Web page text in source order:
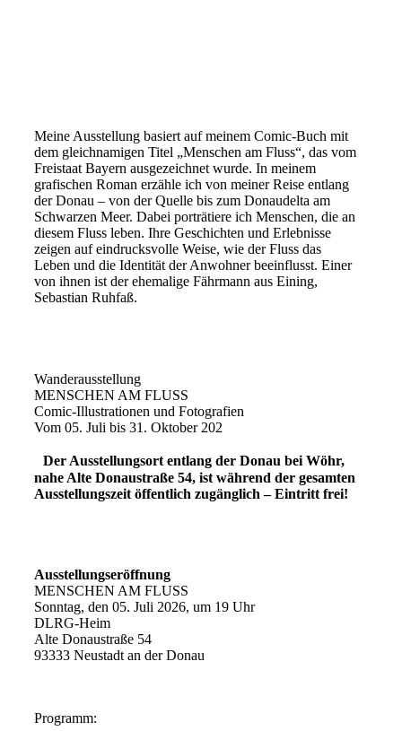
Meine Ausstellung basiert auf meinem Comic-Buch mit
dem gleichnamigen Titel „Menschen am Fluss“, das vom
Freistaat Bayern ausgezeichnet wurde. In meinem
grafischen Roman erzähle ich von meiner Reise entlang
der Donau – von der Quelle bis zum Donaudelta am
Schwarzen Meer. Dabei porträtiere ich Menschen, die an
diesem Fluss leben. Ihre Geschichten und Erlebnisse
zeigen auf eindrucksvolle Weise, wie der Fluss das
Leben und die Identität der Anwohner beeinflusst. Einer
von ihnen ist der ehemalige Fährmann aus Eining,
Sebastian Ruhfaß.
Wanderausstellung
MENSCHEN AM FLUSS
Comic-Illustrationen und Fotografien
Vom 05. Juli bis 31. Oktober 202
Der Ausstellungsort entlang der Donau bei Wöhr,
nahe Alte Donaustraße 54, ist während der gesamten
Ausstellungszeit öffentlich zugänglich – Eintritt frei!
Ausstellungseröffnung
MENSCHEN AM FLUSS
Sonntag, den 05. Juli 2026, um 19 Uhr
DLRG-Heim
Alte Donaustraße 54
93333 Neustadt an der Donau
Programm: